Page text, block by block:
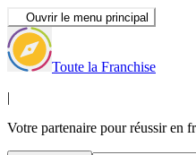
Ouvrir le menu principal
Toute la Franchise
|
Votre partenaire pour réussir en